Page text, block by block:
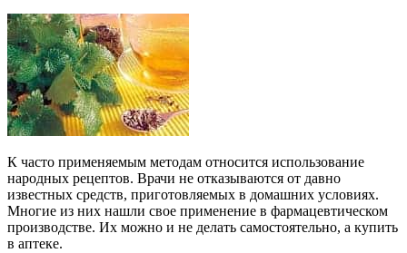
К часто применяемым методам относится использование
народных рецептов. Врачи не отказываются от давно
известных средств, приготовляемых в домашних условиях.
Многие из них нашли свое применение в фармацевтическом
производстве. Их можно и не делать самостоятельно, а купить
в аптеке.